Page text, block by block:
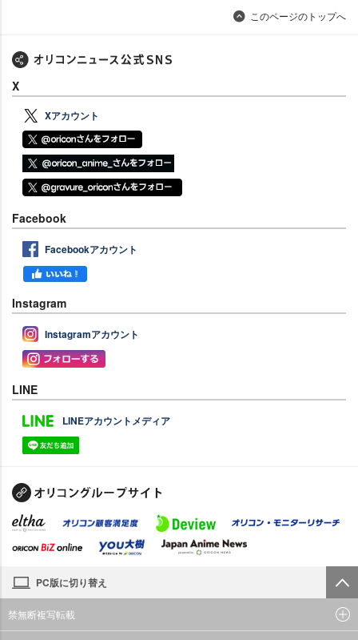
このページのトップへ
X
Xアカウント
Facebook
Facebookアカウント
Instagram
Instagramアカウント
LINE
LINEアカウントメディア
PC版に切り替え
禁無断複写転載